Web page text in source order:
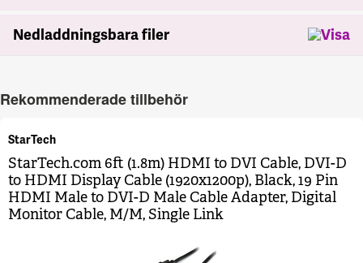
Nedladdningsbara filer
Rekommenderade tillbehör
StarTech
StarTech.com 6ft (1.8m) HDMI to DVI Cable, DVI-D
to HDMI Display Cable (1920x1200p), Black, 19 Pin
HDMI Male to DVI-D Male Cable Adapter, Digital
Monitor Cable, M/M, Single Link